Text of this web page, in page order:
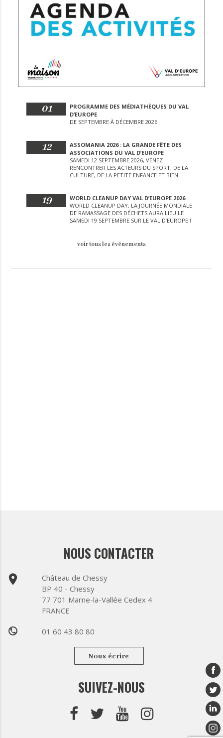
01
PROGRAMME DES MÉDIATHÈQUES DU VAL
D’EUROPE
DE SEPTEMBRE À DÉCEMBRE 2026
12
ASSOMANIA 2026 : LA GRANDE FÊTE DES
ASSOCIATIONS DU VAL D’EUROPE
SAMEDI 12 SEPTEMBRE 2026, VENEZ
RENCONTRER LES ACTEURS DU SPORT, DE LA
CULTURE, DE LA PETITE ENFANCE ET BIEN
19
WORLD CLEANUP DAY VAL D’EUROPE 2026
WORLD CLEANUP DAY, LA JOURNÉE MONDIALE
DE RAMASSAGE DES DÉCHETS AURA LIEU LE
SAMEDI 19 SEPTEMBRE SUR LE VAL D’EUROPE !
voir tous les événements
NOUS CONTACTER
place
Château de Chessy
BP 40 - Chessy
77 701 Marne-la-Vallée Cedex 4
FRANCE
phone 01 60 43 80 80
Nous écrire
SUIVEZ-NOUS